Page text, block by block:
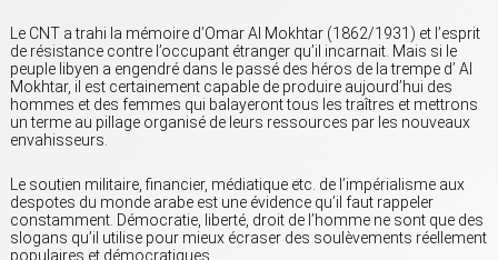
Le CNT a trahi la mémoire d’Omar Al Mokhtar (1862/1931) et l’esprit
de résistance contre l’occupant étranger qu’il incarnait. Mais si le
peuple libyen a engendré dans le passé des héros de la trempe d’ Al
Mokhtar, il est certainement capable de produire aujourd’hui des
hommes et des femmes qui balayeront tous les traîtres et mettrons
un terme au pillage organisé de leurs ressources par les nouveaux
envahisseurs.
Le soutien militaire, financier, médiatique etc. de l’impérialisme aux
despotes du monde arabe est une évidence qu’il faut rappeler
constamment. Démocratie, liberté, droit de l’homme ne sont que des
slogans qu’il utilise pour mieux écraser des soulèvements réellement
populaires et démocratiques.